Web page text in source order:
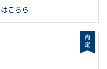
こちら